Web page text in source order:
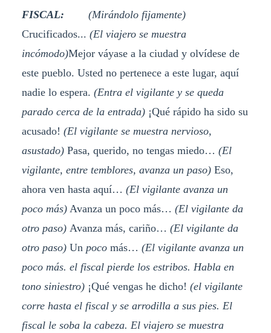
FISCAL:
(Mirándolo fijamente)
Crucificados... (El viajero se muestra
incómodo)Mejor váyase a la ciudad y olvídese de
este pueblo. Usted no pertenece a este lugar, aquí
nadie lo espera. (Entra el vigilante y se queda
parado cerca de la entrada) ¡Qué rápido ha sido su
acusado! (El vigilante se muestra nervioso,
asustado)Pasa, querido, no tengas miedo… (El
vigilante, entre temblores, avanza un paso)Eso,
ahora ven hasta aquí… (El vigilante avanza un
poco más)Avanza un poco más… (El vigilante da
otro paso) Avanza más, cariño… (El vigilante da
otro paso) Un poco más… (El vigilante avanza un
poco más. el fiscal pierde los estribos. Habla en
tono siniestro)¡Qué vengas he dicho! (el vigilante
corre hasta el fiscal y se arrodilla a sus pies. El
fiscal le soba la cabeza. El viajero se muestra